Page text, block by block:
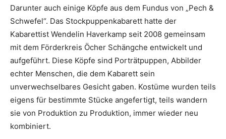
Darunter auch einige Köpfe aus dem Fundus von „Pech &
Schwefel“. Das Stockpuppenkabarett hatte der
Kabarettist Wendelin Haverkamp seit 2008 gemeinsam
mit dem Förderkreis Öcher Schängche entwickelt und
aufgeführt. Diese Köpfe sind Porträtpuppen, Abbilder
echter Menschen, die dem Kabarett sein
unverwechselbares Gesicht gaben. Kostüme wurden teils
eigens für bestimmte Stücke angefertigt, teils wandern
sie von Produktion zu Produktion, immer wieder neu
kombiniert.